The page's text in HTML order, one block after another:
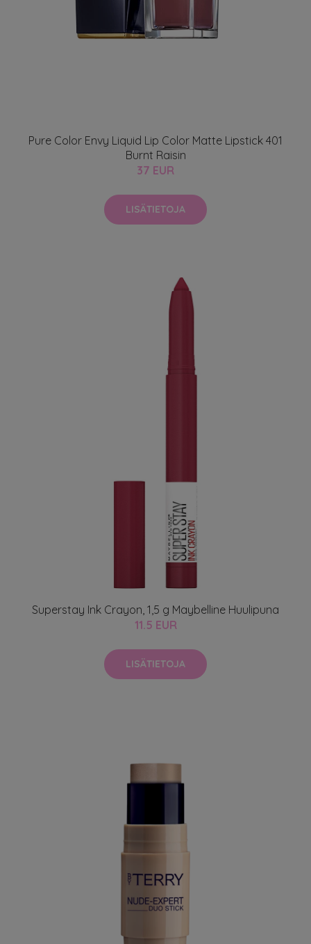
Pure Color Envy Liquid Lip Color Matte Lipstick 401
Burnt Raisin
37 EUR
LISÄTIETOJA
Superstay Ink Crayon, 1,5 g Maybelline Huulipuna
11.5 EUR
LISÄTIETOJA